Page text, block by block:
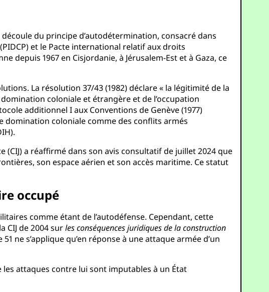
du principe d’autodétermination, consacré dans
et le Pacte international relatif aux droits
depuis 1967 en Cisjordanie, à Jérusalem-Est et à Gaza, ce
La résolution 37/43 (1982) déclare « la légitimité de la
coloniale et étrangère et de l’occupation
additionnel I aux Conventions de Genève (1977)
coloniale comme des conflits armés
(CIJ) a réaffirmé dans son avis consultatif de juillet 2024 que
son espace aérien et son accès maritime. Ce statut
occupé
comme étant de l’autodéfense. Cependant, cette
CIJ de 2004 surles conséquences juridiques de la construction
ne s’applique qu’en réponse à une attaque armée d’un
les attaques contre lui sont imputables à un État